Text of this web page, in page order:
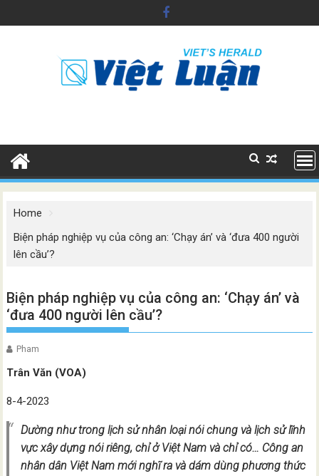
to
Home
Biện pháp nghiệp vụ của công an: ‘Chạy án’ và ‘đưa 400 người
lên cầu’?
Biện pháp nghiệp vụ của công an: ‘Chạy án’ và
‘đưa 400 người lên cầu’?
Pham
Trân Văn (VOA)
8-4-2023
Dường như trong lịch sử nhân loại nói chung và lịch sử lĩnh
vực xây dựng nói riêng, chỉ ở Việt Nam và chỉ có… Công an
nhân dân Việt Nam mới nghĩ ra và dám dùng phương thức